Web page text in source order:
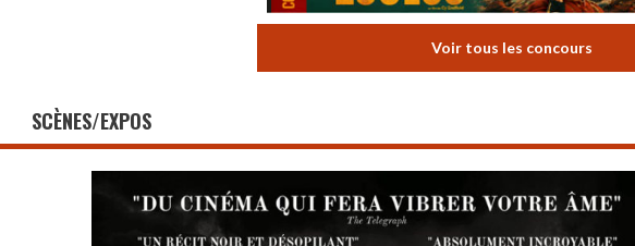
Voir tous les concours
SCÈNES/EXPOS